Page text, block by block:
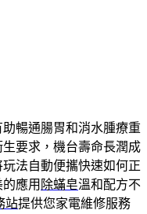
助暢通腸胃和消水腫療重
要求，機台壽命長潤成
法自動便攜快速如何正
應用 除蟎皂溫和配方不
站提供您家電維修服務